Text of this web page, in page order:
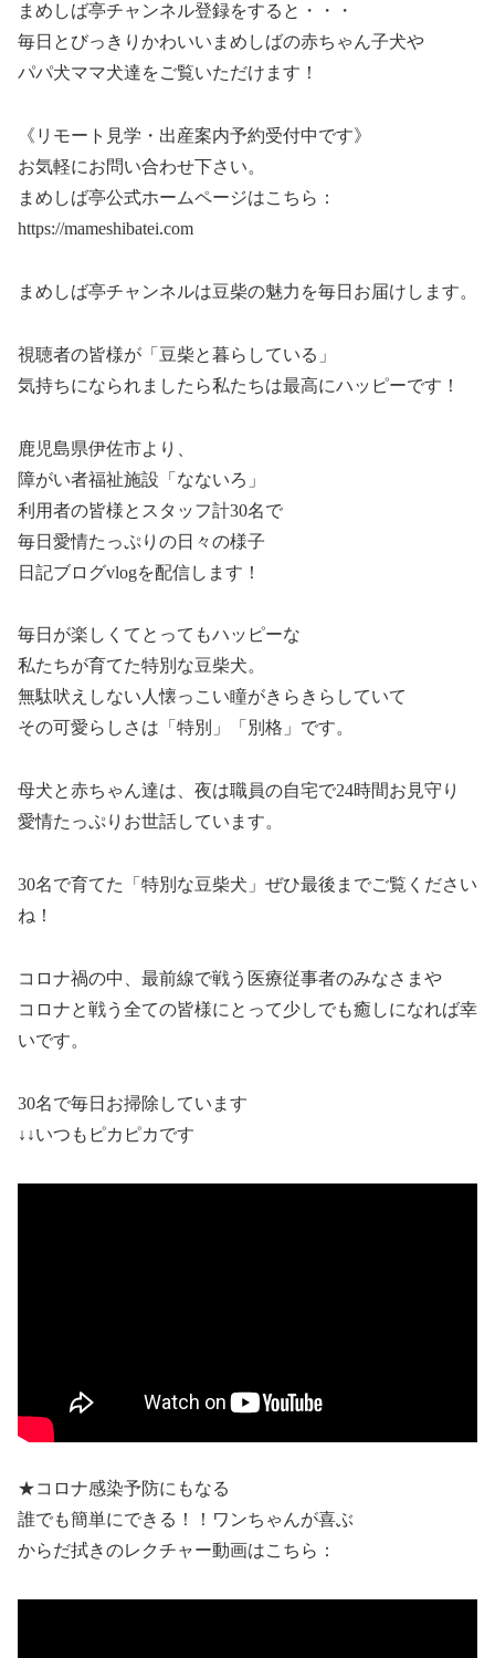
まめしば亭チャンネル登録をすると・・・
毎日とびっきりかわいいまめしばの赤ちゃん子犬や
パパ犬ママ犬達をご覧いただけます！
《リモート見学・出産案内予約受付中です》
お気軽にお問い合わせ下さい。
まめしば亭公式ホームページはこちら：
https://mameshibatei.com
まめしば亭チャンネルは豆柴の魅力を毎日お届けします。
視聴者の皆様が「豆柴と暮らしている」
気持ちになられましたら私たちは最高にハッピーです！
鹿児島県伊佐市より、
障がい者福祉施設「なないろ」
利用者の皆様とスタッフ計30名で
毎日愛情たっぷりの日々の様子
日記ブログvlogを配信します！
毎日が楽しくてとってもハッピーな
私たちが育てた特別な豆柴犬。
無駄吠えしない人懐っこい瞳がきらきらしていて
その可愛らしさは「特別」「別格」です。
母犬と赤ちゃん達は、夜は職員の自宅で24時間お見守り
愛情たっぷりお世話しています。
30名で育てた「特別な豆柴犬」ぜひ最後までご覧ください
ね！
コロナ禍の中、最前線で戦う医療従事者のみなさまや
コロナと戦う全ての皆様にとって少しでも癒しになれば幸
いです。
30名で毎日お掃除しています
↓↓いつもピカピカです
★コロナ感染予防にもなる
誰でも簡単にできる！！ワンちゃんが喜ぶ
からだ拭きのレクチャー動画はこちら：